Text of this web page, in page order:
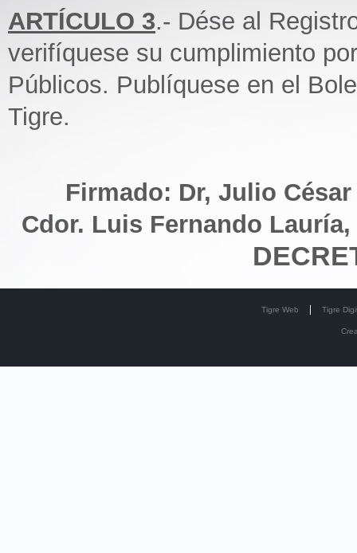
ARTÍCULO 3.- Dése al
verifíquese su cumplimiento
Públicos. Publíquese en el
Tigre.
Firmado: Dr, Julio
Cdor. Luis Fernando
Tigre Web Tigre